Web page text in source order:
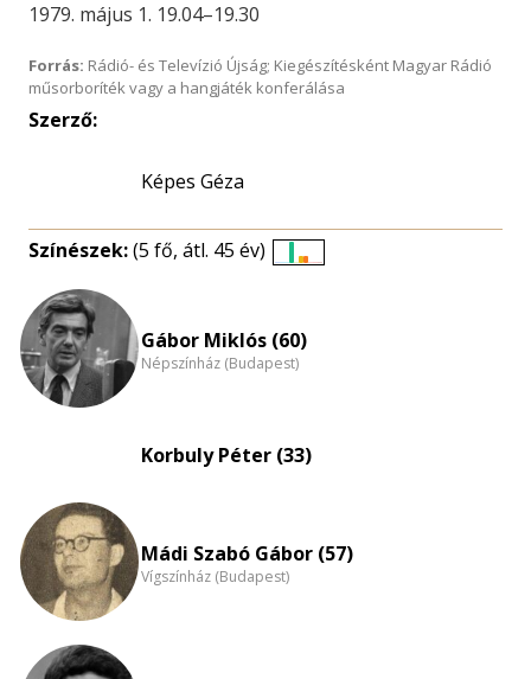
1979. május 1. 19.04–19.30
Forrás: Rádió- és Televízió Újság; Kiegészítésként Magyar Rádió
műsorboríték vagy a hangjáték konferálása
Szerző:
Képes Géza
Színészek:(5 fő, átl. 45 év)
nagyítása
Gábor Miklós (60)
Népszínház (Budapest)
Korbuly Péter (33)
Mádi Szabó Gábor (57)
Vígszínház (Budapest)